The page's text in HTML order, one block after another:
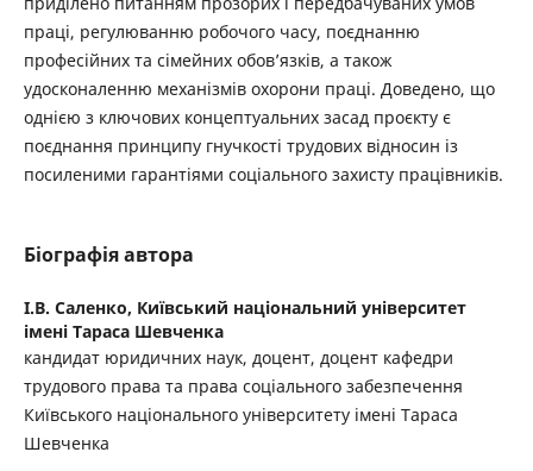
праці, регулюванню робочого часу, поєднанню
професійних та сімейних обов’язків, а також
удосконаленню механізмів охорони праці. Доведено, що
однією з ключових концептуальних засад проєкту є
поєднання принципу гнучкості трудових відносин із
посиленими гарантіями соціального захисту працівників.
Біографія автора
І.В. Саленко, Київський національний університет
імені Тараса Шевченка
кандидат юридичних наук, доцент, доцент кафедри
трудового права та права соціального забезпечення
Київського національного університету імені Тараса
Шевченка